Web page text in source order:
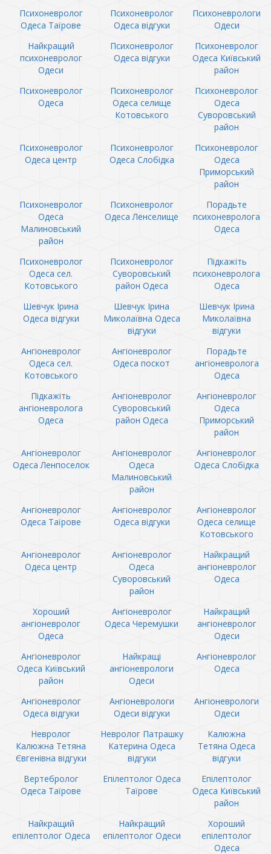
Психоневролог
Одеса Таїрове
Психоневролог
Одеса відгуки
Психоневрологи
Одеси
Найкращий
психоневролог
Одеси
Психоневролог
Одеса відгуки
Психоневролог
Одеса Київський
район
Психоневролог
Одеса
Психоневролог
Одеса селище
Котовського
Психоневролог
Одеса
Суворовський
район
Психоневролог
Одеса центр
Психоневролог
Одеса Слобідка
Психоневролог
Одеса
Приморський
район
Психоневролог
Одеса
Малиновський
район
Психоневролог
Одеса Ленселище
Порадьте
психоневролога
Одеса
Психоневролог
Одеса сел.
Котовського
Психоневролог
Суворовський
район Одеса
Підкажіть
психоневролога
Одеса
Шевчук Ірина
Одеса відгуки
Шевчук Ірина
Миколаївна Одеса
відгуки
Шевчук Ірина
Миколаївна
відгуки
Ангіоневролог
Одеса сел.
Котовського
Ангіоневролог
Одеса поскот
Порадьте
ангіоневролога
Одеса
Підкажіть
ангіоневролога
Одеса
Ангіоневролог
Суворовський
район Одеса
Ангіоневролог
Одеса
Приморський
район
Ангіоневролог
Одеса Ленпоселок
Ангіоневролог
Одеса
Малиновський
район
Ангіоневролог
Одеса Слобідка
Ангіоневролог
Одеса Таїрове
Ангіоневролог
Одеса відгуки
Ангіоневролог
Одеса селище
Котовського
Ангіоневролог
Одеса центр
Ангіоневролог
Одеса
Суворовський
район
Найкращий
ангіоневролог
Одеса
Хороший
ангіоневролог
Одеса
Ангіоневролог
Одеса Черемушки
Найкращий
ангіоневролог
Одеси
Ангіоневролог
Одеса Київський
район
Найкращі
ангіоневрологи
Одеси
Ангіоневролог
Одеса
Ангіоневролог
Одеса відгуки
Ангіоневрологи
Одеси відгуки
Ангіоневрологи
Одеси
Невролог
Калюжна Тетяна
Євгенівна відгуки
Невролог Патрашку
Катерина Одеса
відгуки
Калюжна
Тетяна Одеса
відгуки
Вертебролог
Одеса Таїрове
Епілептолог Одеса
Таїрове
Епілептолог
Одеса Київський
район
Найкращий
епілептолог Одеса
Найкращий
епілептолог Одеси
Хороший
епілептолог
Одеса